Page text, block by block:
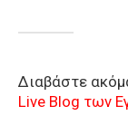
Διαβάστε
Live Blog των